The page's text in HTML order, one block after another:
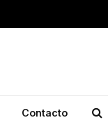
Contacto